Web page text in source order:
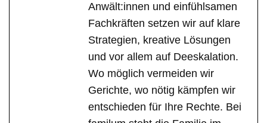
Anwält:innen und einfühlsamen
Fachkräften setzen wir auf klare
Strategien, kreative Lösungen
und vor allem auf Deeskalation.
Wo möglich vermeiden wir
Gerichte, wo nötig kämpfen wir
entschieden für Ihre Rechte. Bei